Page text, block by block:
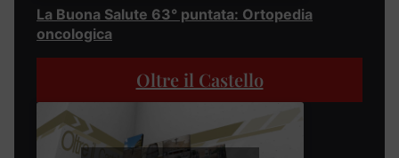
La Buona Salute 63° puntata: Ortopedia
oncologica
Oltre il Castello